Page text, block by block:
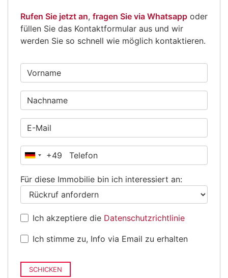
Rufen Sie jetzt an, fragen Sie via Whatsapp oder
füllen Sie das Kontaktformular aus und wir
werden Sie so schnell wie möglich kontaktieren.
Deutschland
+49
Für diese Immobilie bin ich interessiert an:
Ich akzeptiere die Datenschutzrichtlinie
Ich stimme zu, Info via Email zu erhalten
SCHICKEN